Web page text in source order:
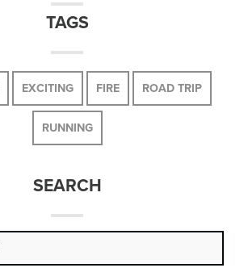
TAGS
EXCITING FIRE ROAD TRIP
RUNNING
SEARCH